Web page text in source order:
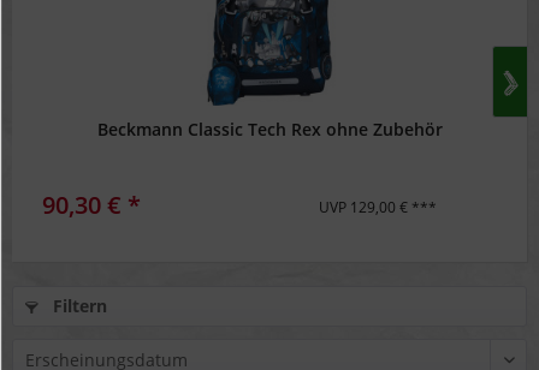
Beckmann Classic Tech Rex ohne Zubehör
90,30 € * UVP 129,00 € ***
Filtern